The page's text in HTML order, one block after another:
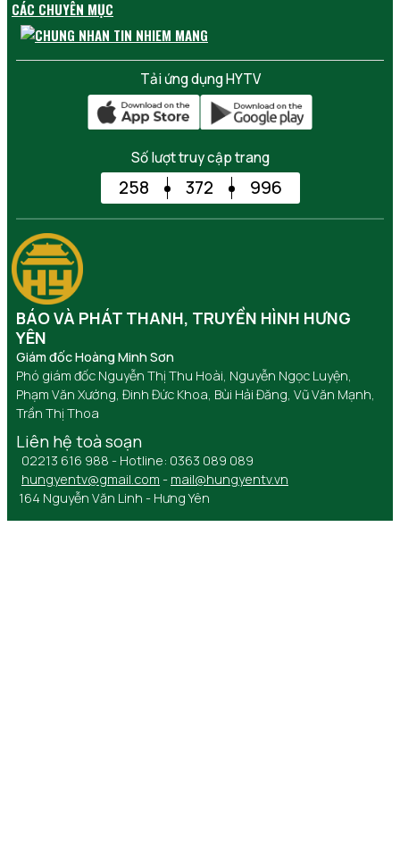
CÁC CHUYÊN MỤC
Tải ứng dụng HYTV
Số lượt truy cập trang
258 372 996
BÁO VÀ PHÁT THANH, TRUYỀN HÌNH HƯNG
YÊN
Giám đốc Hoàng Minh Sơn
Phó giám đốc Nguyễn Thị Thu Hoài, Nguyễn Ngọc Luyện,
Phạm Văn Xướng, Đinh Đức Khoa, Bùi Hải Đăng, Vũ Văn Mạnh,
Trần Thị Thoa
Liên hệ toà soạn
02213 616 988 - Hotline: 0363 089 089
hungyentv@gmail.com - mail@hungyentv.vn
164 Nguyễn Văn Linh - Hưng Yên